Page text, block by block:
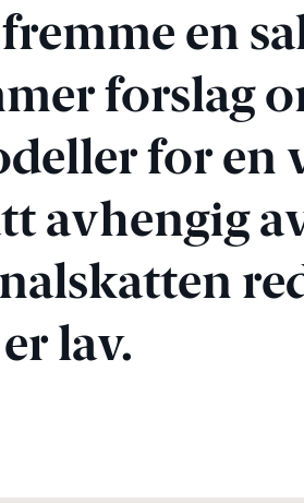
en
forslag
for en
avhengig
lav.